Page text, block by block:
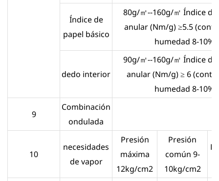
Índice de
papel básico
80g/㎡--160g/㎡ Índice
anular (Nm/g) ≥5.5
humedad 8-10%)
dedo interior
90g/㎡--160g/㎡ Índice
anular (Nm/g) ≥ 6
humedad 8-10%)
9
Combinación
ondulada
10
necesidades
de vapor
Presión
máxima
12kg/cm2
Presión
común 9-
10kg/cm2